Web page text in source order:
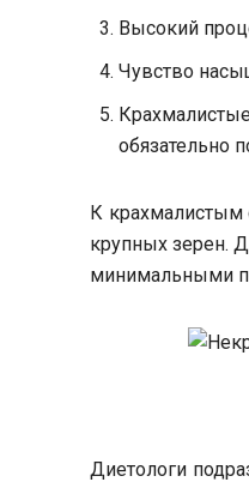
Высокий
Чувство
обязательно
К крахмалистым
крупных зерен.
минимальными
Диетологи